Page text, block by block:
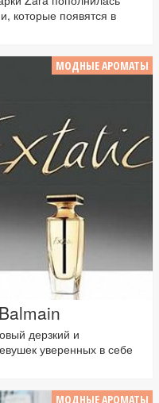
которые появятся в
МОДНЫЕ АРОМАТЫ
дерзкий и
уверенных в себе
МОДНЫЕ АРОМАТЫ